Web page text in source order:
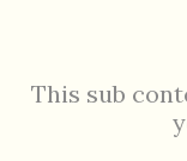
Museo
This sub